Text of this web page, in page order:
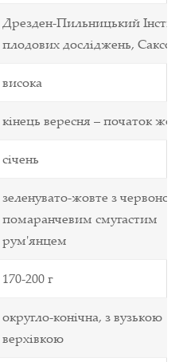
Дрезден-Пильницький
плодових досліджень,
висока
кінець вересня – початок
січень
зеленувато-жовте з червоно-
помаранчевим смугастим
рум'янцем
170-200 г
округло-конічна, з вузькою
верхівкою